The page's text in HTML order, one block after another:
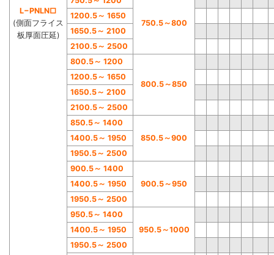
L−PNLN□
(側面フライス
板厚面圧延)
750.5～800
1200.5～ 1650
1650.5～ 2100
2100.5～ 2500
800.5～ 1200
800.5～850
1200.5～ 1650
1650.5～ 2100
2100.5～ 2500
850.5～ 1400
850.5～900
1400.5～ 1950
1950.5～ 2500
900.5～ 1400
900.5～950
1400.5～ 1950
1950.5～ 2500
950.5～ 1400
950.5～1000
1400.5～ 1950
1950.5～ 2500